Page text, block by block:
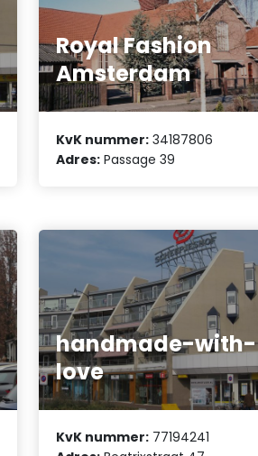
Royal Fashion
Amsterdam
KvK nummer: 34187806
Adres: Passage 39
handmade-with-
love
KvK nummer: 77194241